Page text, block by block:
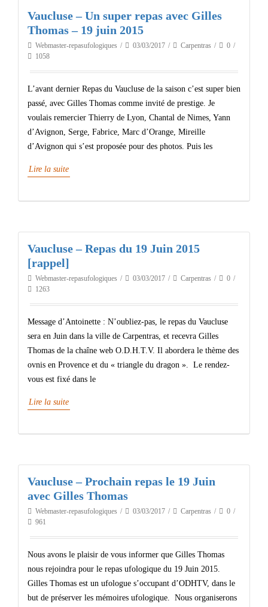
Vaucluse – Un super repas avec Gilles
Thomas – 19 juin 2015
Webmaster-repasufologiques 03/03/2017 Carpentras
0
1058
L’avant dernier Repas du Vaucluse de la saison c’est super bien
passé, avec Gilles Thomas comme invité de prestige. Je
voulais remercier Thierry de Lyon, Chantal de Nimes, Yann
d’Avignon, Serge, Fabrice, Marc d’Orange, Mireille
d’Avignon qui s’est proposée pour des photos. Puis les
Lire la suite
Vaucluse – Repas du 19 Juin 2015
[rappel]
Webmaster-repasufologiques 03/03/2017 Carpentras
0
1263
Message d’Antoinette : N’oubliez-pas, le repas du Vaucluse
sera en Juin dans la ville de Carpentras, et recevra Gilles
Thomas de la chaîne web O.D.H.T.V. Il abordera le thème des
ovnis en Provence et du « triangle du dragon ». Le rendez-
vous est fixé dans le
Lire la suite
Vaucluse – Prochain repas le 19 Juin
avec Gilles Thomas
Webmaster-repasufologiques 03/03/2017 Carpentras
0
961
Nous avons le plaisir de vous informer que Gilles Thomas
nous rejoindra pour le repas ufologique du 19 Juin 2015.
Gilles Thomas est un ufologue s’occupant d’ODHTV, dans le
but de préserver les mémoires ufologique. Nous organiserons